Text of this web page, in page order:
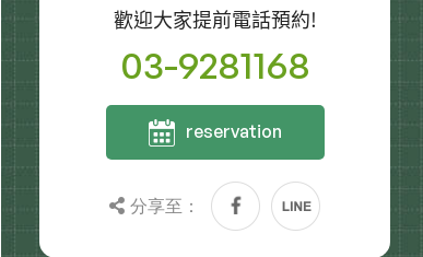
歡迎大家提前電話預約!
03-9281168
reservation
分享至：